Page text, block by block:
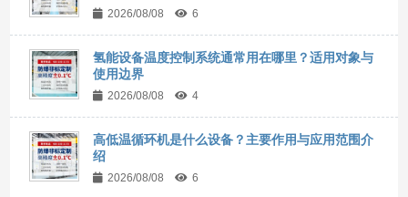
2026/08/08 6
氢能设备温度控制系统通常用在哪里？适用对象与
使用边界
2026/08/08 4
高低温循环机是什么设备？主要作用与应用范围介
绍
2026/08/08 6